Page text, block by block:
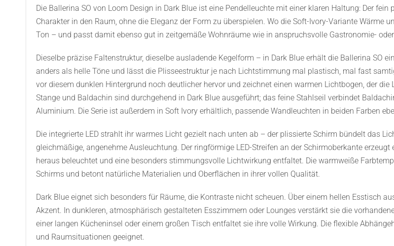
Die Ballerina SO von Loom Design in Dark Blue ist eine Pendelleuchte mit einer klaren Haltung: Der
Charakter in den Raum, ohne die Eleganz der Form zu überspielen. Wo die Soft-Ivory-Variante Wärme
Ton – und passt damit ebenso gut in zeitgemäße Wohnräume wie in anspruchsvolle Gastronomie-
Dieselbe präzise Faltenstruktur, dieselbe ausladende Kegelform – in Dark Blue erhält die Ballerina SO
anders als helle Töne und lässt die Plisseestruktur je nach Lichtstimmung mal plastisch, mal fast
vor diesem dunklen Hintergrund noch deutlicher hervor und zeichnet einen warmen Lichtbogen, der
Stange und Baldachin sind durchgehend in Dark Blue ausgeführt; das feine Stahlseil verbindet
Aluminium. Die Serie ist außerdem in Soft Ivory erhältlich, passende Wandleuchten in beiden Farben
Die integrierte LED strahlt ihr warmes Licht gezielt nach unten ab – der plissierte Schirm bündelt das
gleichmäßige, angenehme Ausleuchtung. Der ringförmige LED-Streifen an der Schirmoberkante
heraus beleuchtet und eine besonders stimmungsvolle Lichtwirkung entfaltet. Die warmweiße
Schirms und betont natürliche Materialien und Oberflächen in ihrer vollen Qualität.
Dark Blue eignet sich besonders für Räume, die Kontraste nicht scheuen. Über einem hellen Esstisch
Akzent. In dunkleren, atmosphärisch gestalteten Esszimmern oder Lounges verstärkt sie die
einer langen Kücheninsel oder einem großen Tisch entfaltet sie ihre volle Wirkung. Die flexible
und Raumsituationen geeignet.